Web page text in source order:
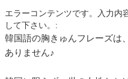
エラーコンテンツです。入力内
して下さい。:
韓国語の胸きゅんフレーズは
ありません♪